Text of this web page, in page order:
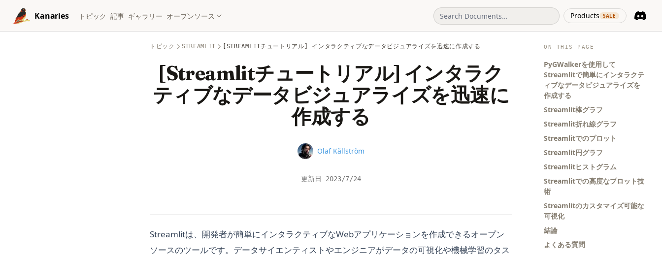
Skip to content
Kanaries
トピック 記事 ギャラリー オープンソース Products SALE
(opens in
ON THIS PAGE
PyGWalkerを使用して
Streamlitで簡単にインタラクテ
ィブなデータビジュアライズを
作成する
Streamlit棒グラフ
Streamlit折れ線グラフ
Streamlitでのプロット
Streamlit円グラフ
Streamlitヒストグラム
Streamlitでの高度なプロット技
術
Streamlitのカスタマイズ可能な
可視化
結論
よくある質問
トピック STREAMLIT [STREAMLITチュートリアル] インタラクティブなデータビジュアライズを迅速に作成する
[Streamlitチュートリアル] インタラク
ティブなデータビジュアライズを迅速に
作成する
Name
Olaf Källström
更新日 2023/7/24
Streamlitは、開発者が簡単にインタラクティブなWebアプリケーションを作成できるオープン
ソースのツールです。データサイエンティストやエンジニアがデータの可視化や機械学習のタス